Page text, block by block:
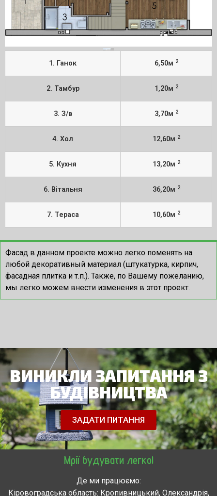
1. Ганок 6,50м 2
2. Тамбур 1,20м 2
3. З/в 3,70м 2
4. Хол 12,60м 2
5. Кухня 13,20м 2
6. Вітальня 36,20м 2
7. Тераса 10,60м 2
Фасад в данном проекте можно легко поменять на
любой декоративный материал (штукатурка, кирпич,
фасадная плитка и т.п.). Также, по Вашему пожеланию,
мы легко можем внести изменения в этот проект.
ВИНИКЛИ ЗАПИТАННЯ З
БУДІВНИЦТВА
ЗАДАТИ ПИТАННЯ
Мрії будувати легко!
Де ми працюємо:
Кіровоградська область: Кропивницький, Олександрія,